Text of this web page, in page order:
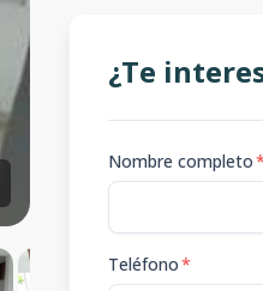
¿Te
Nombre completo*
Teléfono*